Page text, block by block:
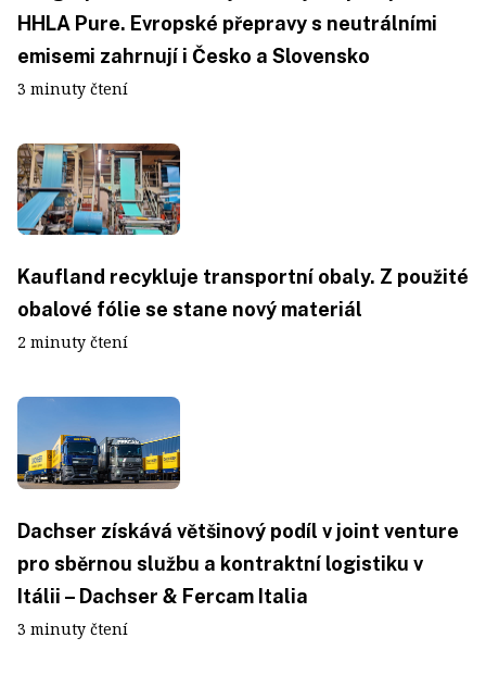
HHLA Pure. Evropské přepravy s neutrálními
emisemi zahrnují i Česko a Slovensko
3 minuty čtení
Kaufland recykluje transportní obaly. Z použité
obalové fólie se stane nový materiál
2 minuty čtení
Dachser získává většinový podíl v joint venture
pro sběrnou službu a kontraktní logistiku v
Itálii – Dachser & Fercam Italia
3 minuty čtení